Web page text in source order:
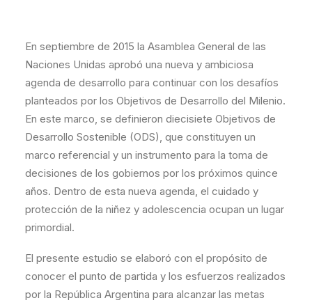
En septiembre de 2015 la Asamblea General de las
Naciones Unidas aprobó una nueva y ambiciosa
agenda de desarrollo para continuar con los desafíos
planteados por los Objetivos de Desarrollo del Milenio.
En este marco, se definieron diecisiete Objetivos de
Desarrollo Sostenible (ODS), que constituyen un
marco referencial y un instrumento para la toma de
decisiones de los gobiernos por los próximos quince
años. Dentro de esta nueva agenda, el cuidado y
protección de la niñez y adolescencia ocupan un lugar
primordial.
El presente estudio se elaboró con el propósito de
conocer el punto de partida y los esfuerzos realizados
por la República Argentina para alcanzar las metas